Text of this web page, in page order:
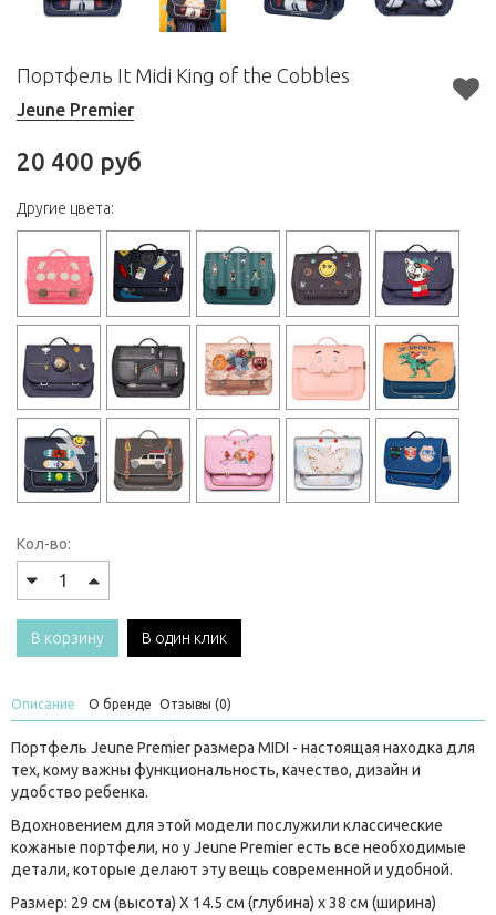
Портфель It Midi King of the Cobbles
Jeune Premier
20 400 руб
Другие цвета:
Кол-во:
В корзину В один клик
Описание О бренде Отзывы (0)
Портфель Jeune Premier размера MIDI - настоящая находка для
тех, кому важны функциональность, качество, дизайн и
удобство ребенка.
Вдохновением для этой модели послужили классические
кожаные портфели, но у Jeune Premier есть все необходимые
детали, которые делают эту вещь современной и удобной.
Размер: 29 см (высота) Х 14.5 см (глубина) x 38 см (ширина)